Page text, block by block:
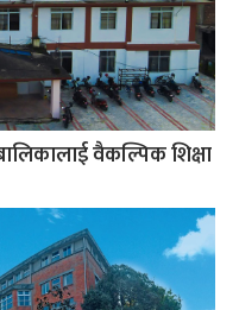
वैकल्पिक शिक्षा